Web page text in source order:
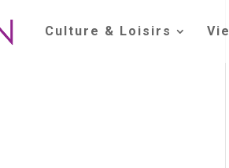
Culture & Loisirs